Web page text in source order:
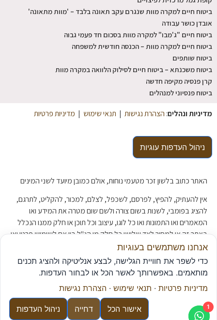
ביטוח חיים למקרה מוות שנגרם עקב תאונה בלבד – 'מוות מתאונה'
אובדן כושר עבודה
ביטוח חיים "ג'מבו" למקרה מוות בסכום חד פעמי גבוה
ביטוח חיים למקרה מוות – הכנסה חודשית למשפחה
ביטוח שותפים
ביטוח משכנתא – ביטוח חיים לסילוק הלוואה במקרה מוות
קרן פנסיה מקיפה חדשה
ביטוח פנסיוני למנהלים
מדיניות ונהלים: הצהרת נגישות | תנאי שימוש | מדיניות פרטיות
ניהול העדפות עוגיות
האתר כתוב בלשון זכר מטעמי נוחות, אולם כמובן מיועד לשני המינים
אין להעתיק, להפיץ, לפרסם, לשכפל, לצלם, למכור, להקליט, לתרגם,
להציג בפומבי, לשנות בשום צורה ולשם שום מטרה את המידע ואו
המאמרים ואו התמונות ואו כל לוגו, עיצוב וכל תוכן או חלק ממנו הנכלל
באתר זה או למסור לצד שלישי כל חלק מן הנ"ל בין אם לשימוש פרטי ואו
לשימוש מסחרי ללא אישור מפורש מראש ובכתב של סוכנות ה
"נתן יוכל –ביטוח פנסיה ופיננסים"
© נתן יוכל - ביטוח | פנסיה | פיננסים כל הזכויות שמורות.
אנחנו משתמשים בעוגיות
כדי לשפר את חוויית הגלישה, לבצע אנליטיקה ולהציג תכנים
מותאמים. באפשרותך לאשר הכל או לבחור העדפות.
מדיניות פרטיות · תנאי שימוש · הצהרת נגישות
אישור הכל דחייה ניהול העדפות 1